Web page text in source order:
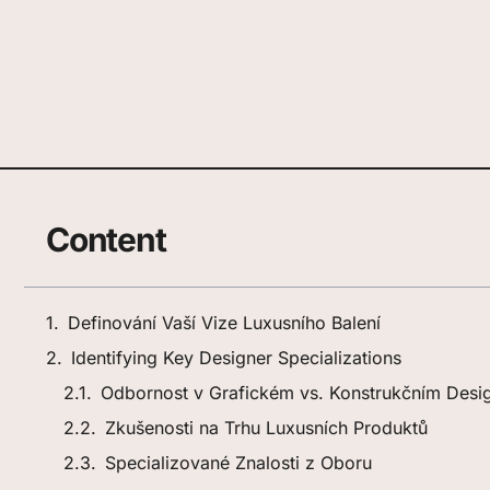
Content
Definování Vaší Vize Luxusního Balení
Identifying Key Designer Specializations
Odbornost v Grafickém vs. Konstrukčním
Zkušenosti na Trhu Luxusních Produktů
Specializované Znalosti z Oboru